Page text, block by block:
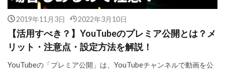
2019年11月3日 2022年3月10日
【活用すべき？】YouTubeのプレミア公開とは？メ
リット・注意点・設定方法を解説！
YouTubeの「プレミア公開」は、YouTubeチャンネルで動画を公